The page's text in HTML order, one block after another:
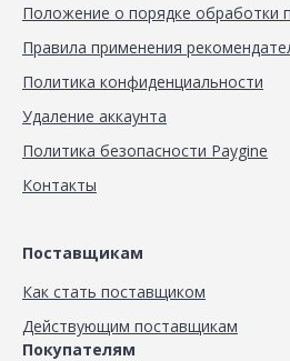
Положение о порядке обработки
Правила применения
Политика конфиденциальности
Удаление аккаунта
Политика безопасности Paygine
Контакты
Поставщикам
Как стать поставщиком
Действующим поставщикам
Покупателям